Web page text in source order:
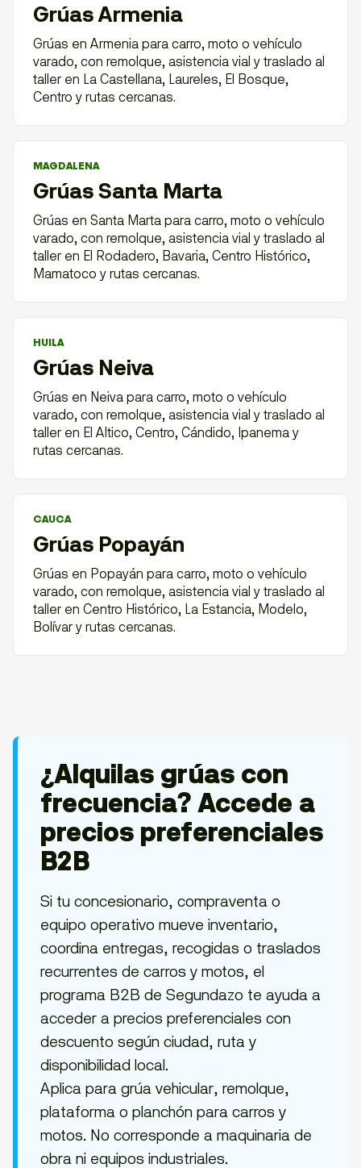
Grúas Armenia
Grúas en Armenia para carro, moto o vehículo
varado, con remolque, asistencia vial y traslado al
taller en La Castellana, Laureles, El Bosque,
Centro y rutas cercanas.
MAGDALENA
Grúas Santa Marta
Grúas en Santa Marta para carro, moto o vehículo
varado, con remolque, asistencia vial y traslado al
taller en El Rodadero, Bavaria, Centro Histórico,
Mamatoco y rutas cercanas.
HUILA
Grúas Neiva
Grúas en Neiva para carro, moto o vehículo
varado, con remolque, asistencia vial y traslado al
taller en El Altico, Centro, Cándido, Ipanema y
rutas cercanas.
CAUCA
Grúas Popayán
Grúas en Popayán para carro, moto o vehículo
varado, con remolque, asistencia vial y traslado al
taller en Centro Histórico, La Estancia, Modelo,
Bolívar y rutas cercanas.
¿Alquilas grúas con
frecuencia? Accede a
precios preferenciales
B2B
Si tu concesionario, compraventa o
equipo operativo mueve inventario,
coordina entregas, recogidas o traslados
recurrentes de carros y motos, el
programa B2B de Segundazo te ayuda a
acceder a precios preferenciales con
descuento según ciudad, ruta y
disponibilidad local.
Aplica para grúa vehicular, remolque,
plataforma o planchón para carros y
motos. No corresponde a maquinaria de
obra ni equipos industriales.